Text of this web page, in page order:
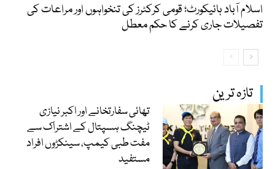
تازہ ترین
تھائی سفارتخانے اور اکبر نیازی
ٹیچنگ ہسپتال کے اشتراک سے
مفت طبی کیمپ، سینکڑوں افراد
مستفید
اسلام آباد ہائیکورٹ؛ قومی کرکٹرز کی تنخواہوں اور مراعات کی
تفصیلات جاری کرنے کا حکم معطل